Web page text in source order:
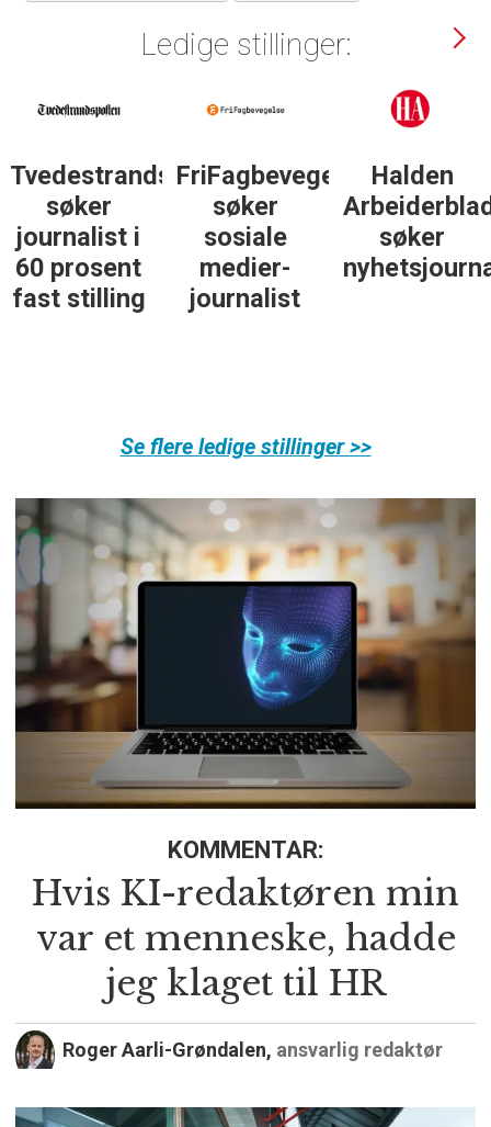
Ledige stillinger:
Tvedestrandsposten
søker
journalist i
60 prosent
fast stilling
FriFagbevegelse
søker
sosiale
medier-
journalist
Halden
søker
Se flere ledige stillinger >>
KOMMENTAR:
Hvis KI-redaktøren min
var et menneske, hadde
jeg klaget til HR
Roger Aarli-Grøndalen, ansvarlig redaktør